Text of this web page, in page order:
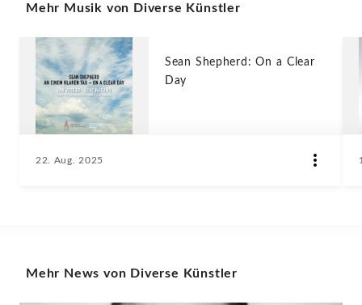
Mehr Musik von Diverse Künstler
Sean Shepherd: On a Clear
Day
22. Aug. 2025
Mehr News von Diverse Künstler